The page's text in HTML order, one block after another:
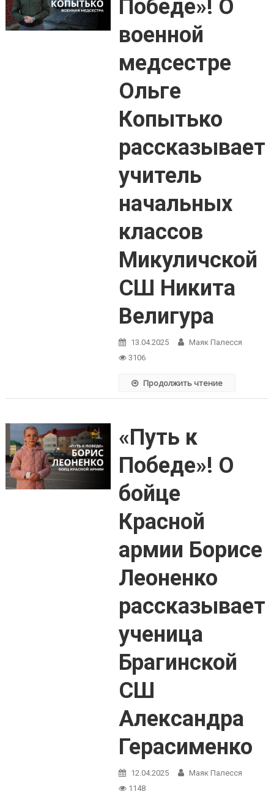
Победе»! О
военной
медсестре
Ольге
Копытько
рассказывает
учитель
начальных
классов
Микуличской
СШ Никита
Велигура
13.04.2025
Маяк Палесся
3106
Продолжить чтение
«Путь к
Победе»! О
бойце
Красной
армии Борисе
Леоненко
рассказывает
ученица
Брагинской
СШ
Александра
Герасименко
12.04.2025
Маяк Палесся
1148